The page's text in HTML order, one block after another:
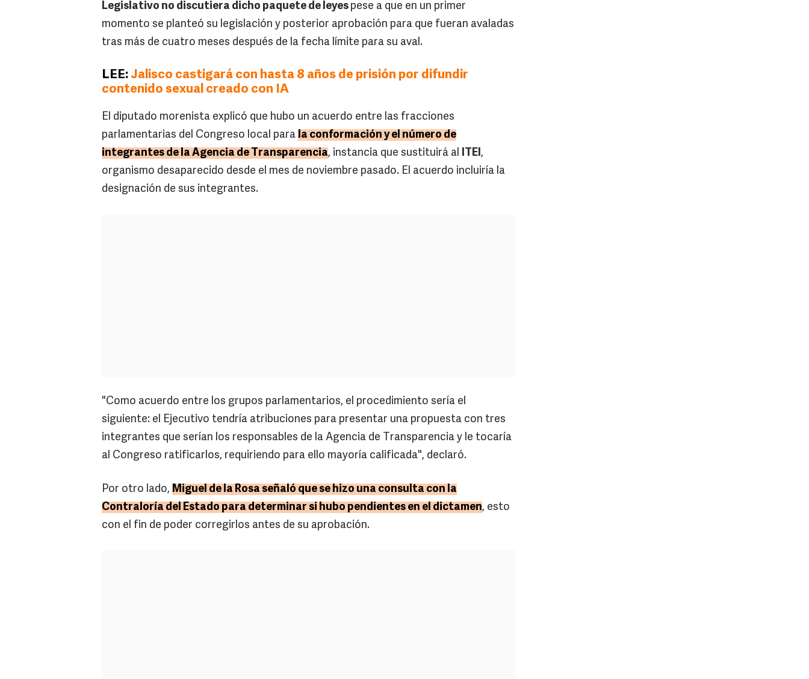
Legislativo no discutiera dicho paquete de leyes pese a que en un primer
momento se planteó su legislación y posterior aprobación para que fueran avaladas
tras más de cuatro meses después de la fecha límite para su aval.
LEE: Jalisco castigará con hasta 8 años de prisión por difundir
contenido sexual creado con IA
El diputado morenista explicó que hubo un acuerdo entre las fracciones
parlamentarias del Congreso local para la conformación y el número de
integrantes de la Agencia de Transparencia, instancia que sustituirá al ITEI,
organismo desaparecido desde el mes de noviembre pasado. El acuerdo incluiría la
designación de sus integrantes.
"Como acuerdo entre los grupos parlamentarios, el procedimiento sería el
siguiente: el Ejecutivo tendría atribuciones para presentar una propuesta con tres
integrantes que serían los responsables de la Agencia de Transparencia y le tocaría
al Congreso ratificarlos, requiriendo para ello mayoría calificada", declaró.
Por otro lado, Miguel de la Rosa señaló que se hizo una consulta con la
Contraloría del Estado para determinar si hubo pendientes en el dictamen, esto
con el fin de poder corregirlos antes de su aprobación.